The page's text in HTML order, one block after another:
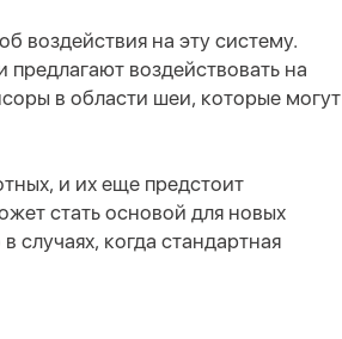
воздействия на эту систему.
воздействовать на
в области шеи, которые могут
и их еще предстоит
стать основой для новых
когда стандартная